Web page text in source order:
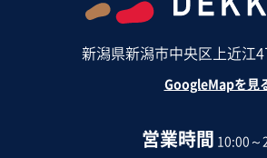
新潟県新潟市中央区上近江
GoogleMapを見
営業時間 10:00～